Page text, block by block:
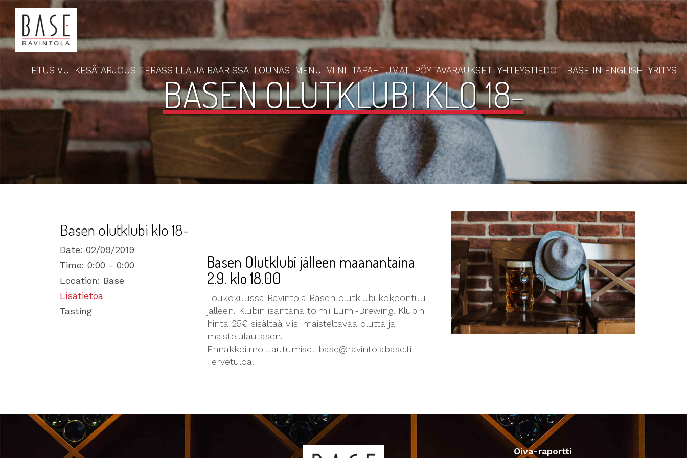
ETUSIVU KESÄTARJOUS TERASSILLA JA BAARISSA LOUNAS MENU VIINI TAPAHTUMAT PÖYTÄVARAUKSET YHTEYSTIEDOT BASE IN ENGLISH YRITYS
BASEN OLUTKLUBI KLO 18-
Basen olutklubi klo 18-
Date: 02/09/2019
Time: 0:00 - 0:00
Location: Base
Lisätietoa
Tasting
Basen Olutklubi jälleen maanantaina
2.9. klo 18.00
Toukokuussa Ravintola Basen olutklubi kokoontuu
jälleen. Klubin isäntänä toimii Lumi-Brewing. Klubin
hinta 25€ sisältää viisi maisteltavaa olutta ja
maistelulautasen.
Ennakkoilmoittautumiset base@ravintolabase.fi
Tervetuloa!
Oiva-raportti